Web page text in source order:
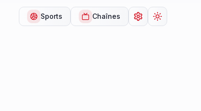
Sports Chaînes Ouvrir lesChanger de